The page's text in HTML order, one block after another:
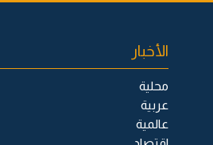
الأخبار
محلية
عربية
عالمية